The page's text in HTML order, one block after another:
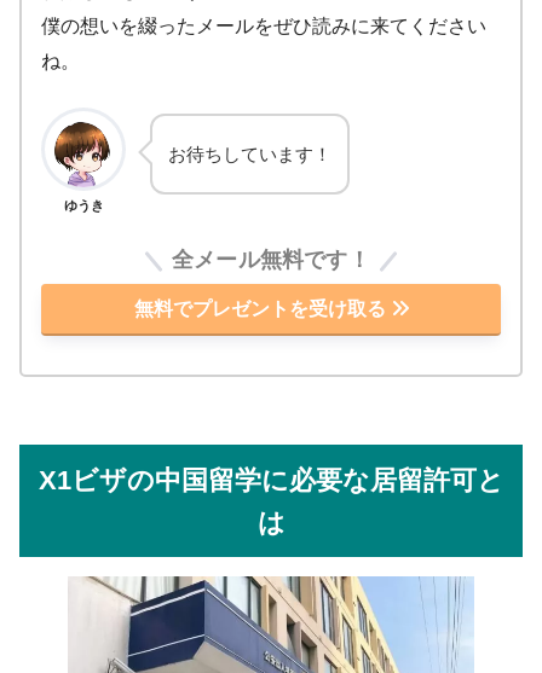
僕の想いを綴ったメールをぜひ読みに来てください
ね。
ゆうき
お待ちしています！
全メール無料です！
無料でプレゼントを受け取る
X1ビザの中国留学に必要な居留許可と
は